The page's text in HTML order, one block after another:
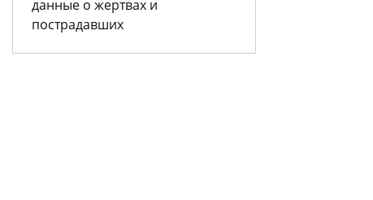
данные о жертвах и
пострадавших